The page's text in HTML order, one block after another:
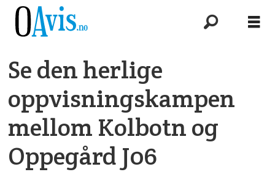
Se den herlige
oppvisningskampen
mellom Kolbotn og
Oppegård J06